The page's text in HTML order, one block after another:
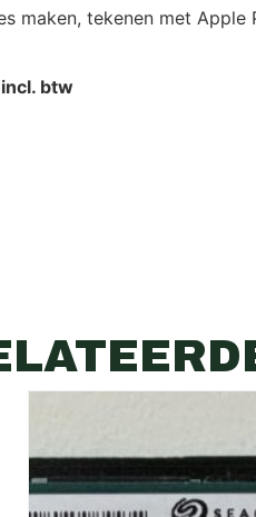
maken, tekenen met
btw